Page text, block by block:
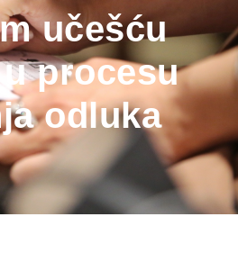
učešću
procesu
odluka